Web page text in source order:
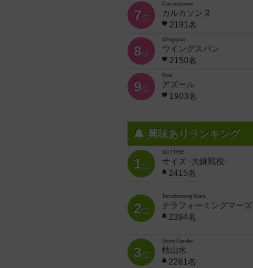
7位
Carcassonne
カルカソンヌ
2191名
8位
Wingspan
ウイングスパン
2150名
9位
Azul
アズール
1903名
興味ありランキング
1位
SCYTHE
サイズ -大鎌戦役-
2415名
2位
Terraforming Mars
テラフォーミングマーズ
2394名
3位
Stone Garden
枯山水
2281名